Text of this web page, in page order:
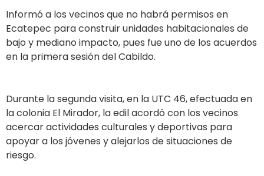
Informó a los vecinos que no habrá permisos en
Ecatepec para construir unidades habitacionales de
bajo y mediano impacto, pues fue uno de los acuerdos
en la primera sesión del Cabildo.
Durante la segunda visita, en la UTC 46, efectuada en
la colonia El Mirador, la edil acordó con los vecinos
acercar actividades culturales y deportivas para
apoyar a los jóvenes y alejarlos de situaciones de
riesgo.